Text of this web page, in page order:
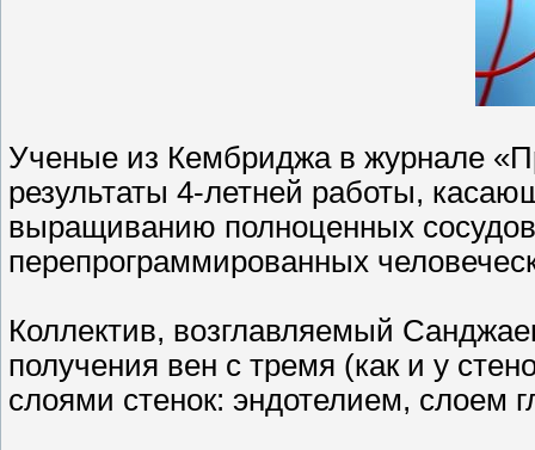
Ученые из Кембриджа в журнале
результаты 4-летней работы,
выращиванию полноценных
перепрограммированных
Коллектив, возглавляемый
получения вен с тремя (как и у
слоями стенок: эндотелием,